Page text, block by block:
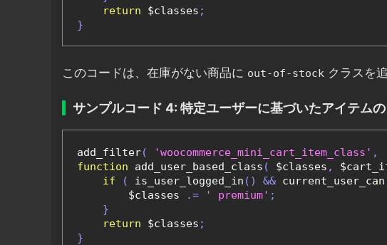
return $classes ;
}
このコードは、在庫がない商品に out-of-stock クラスを
サンプルコード 4: 特定ユーザーに基づいたアイテム
add_filter( 'woocommerce_mini_cart_item_class' ,
function add_user_based_class ( $classes ,
if
( is_user_logged_in () && current_user_can
        $classes
.= ' premium' ;
}
return $classes ;
}